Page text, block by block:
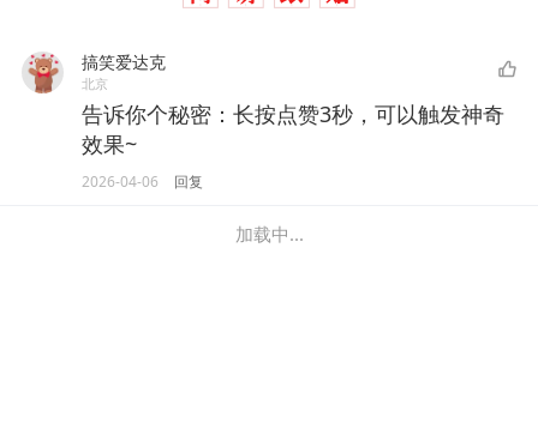
搞笑爱达克
北京
告诉你个秘密：长按点赞3秒，可以触发神奇
效果~
2026-04-06 回复
加载中...